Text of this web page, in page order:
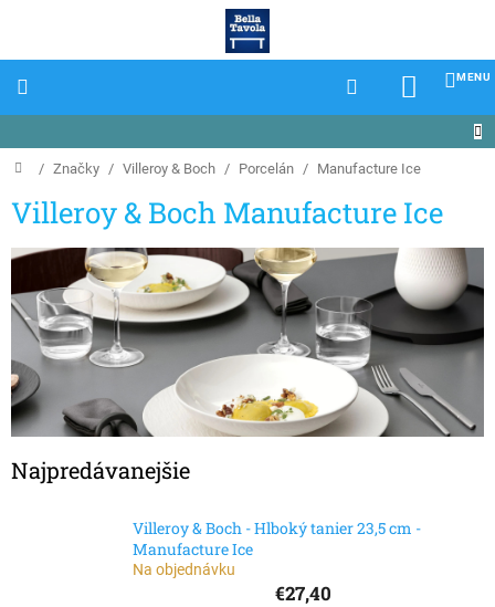
Domov
/ Značky / Villeroy & Boch / Porcelán / Manufacture Ice
Villeroy & Boch Manufacture Ice
Najpredávanejšie
Villeroy & Boch - Hlboký tanier 23,5 cm -
Manufacture Ice
Na objednávku
€27,40